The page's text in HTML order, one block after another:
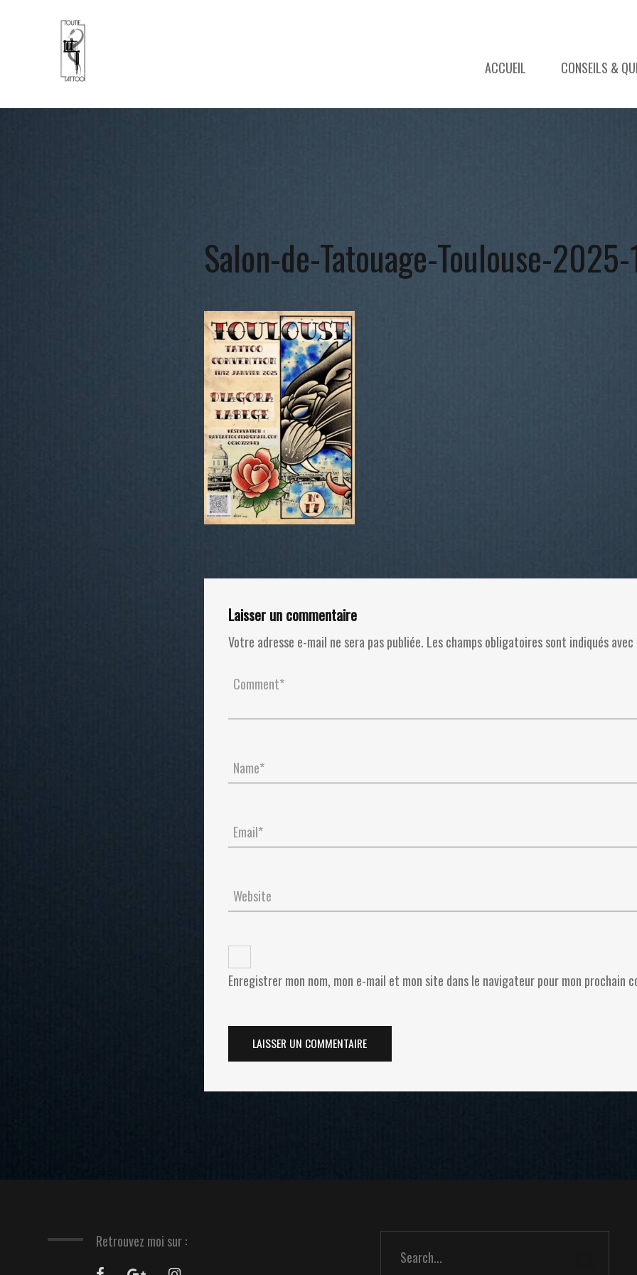
ACCUEIL CONSEILS &
Salon-de-Tatouage-Toulouse-
Laisser un commentaire
Votre adresse e-mail ne sera pas publiée. Les champs obligatoires sont indiqués avec
Enregistrer mon nom, mon e-mail et mon site dans le navigateur pour mon prochain
Retrouvez moi sur :